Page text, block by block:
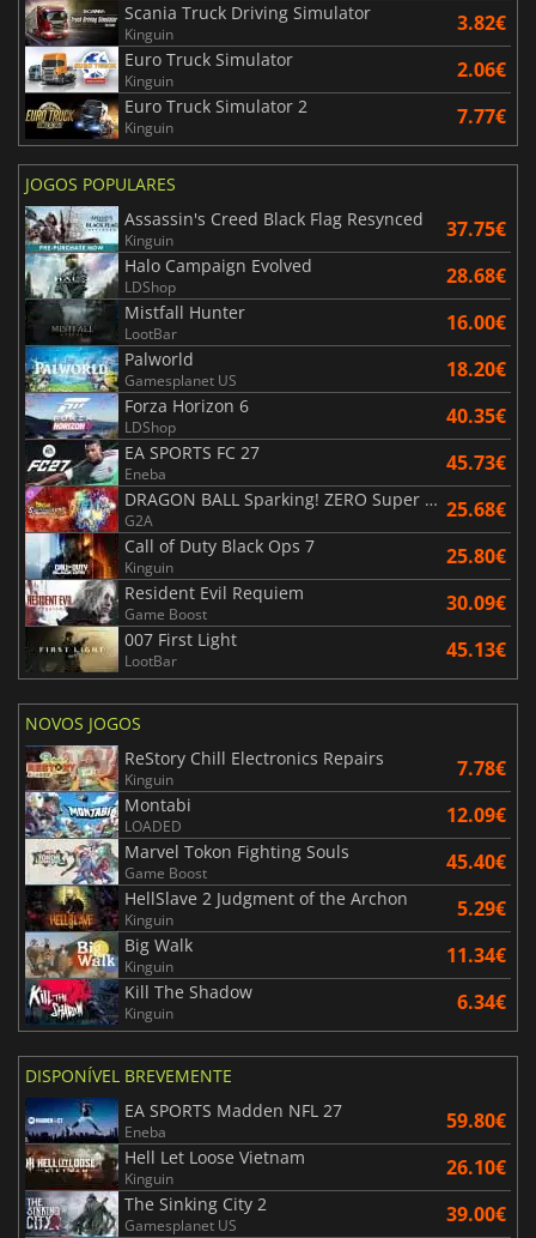
Scania Truck Driving Simulator
Kinguin 3.82€
Euro Truck Simulator
Kinguin 2.06€
Euro Truck Simulator 2
Kinguin 7.77€
JOGOS POPULARES
Assassin's Creed Black Flag Resynced
Kinguin 37.75€
Halo Campaign Evolved
LDShop 28.68€
Mistfall Hunter
LootBar 16.00€
Palworld
Gamesplanet US 18.20€
Forza Horizon 6
LDShop 40.35€
EA SPORTS FC 27
Eneba 45.73€
DRAGON BALL Sparking! ZERO Super Limit Breaking NEO
G2A 25.68€
Call of Duty Black Ops 7
Kinguin 25.80€
Resident Evil Requiem
Game Boost 30.09€
007 First Light
LootBar 45.13€
NOVOS JOGOS
ReStory Chill Electronics Repairs
Kinguin 7.78€
Montabi
LOADED 12.09€
Marvel Tokon Fighting Souls
Game Boost 45.40€
HellSlave 2 Judgment of the Archon
Kinguin 5.29€
Big Walk
Kinguin 11.34€
Kill The Shadow
Kinguin 6.34€
DISPONÍVEL BREVEMENTE
EA SPORTS Madden NFL 27
Eneba 59.80€
Hell Let Loose Vietnam
Kinguin 26.10€
The Sinking City 2
Gamesplanet US 39.00€